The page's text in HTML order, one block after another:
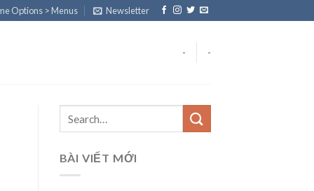
Options > Menus Newsletter
- -
BÀI VIẾT MỚI